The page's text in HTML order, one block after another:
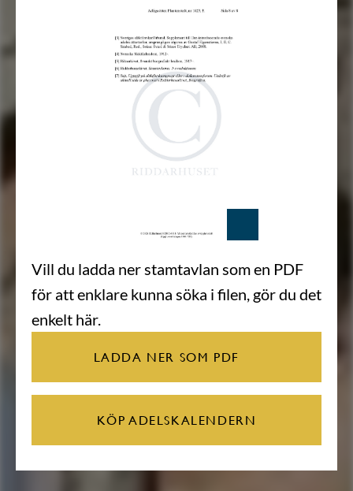
Vill du ladda ner stamtavlan som en PDF
för att enklare kunna söka i filen, gör du det
enkelt här.
LADDA NER SOM PDF
KÖP ADELSKALENDERN